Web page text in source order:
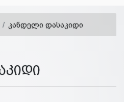
კანდელი დასაკიდი